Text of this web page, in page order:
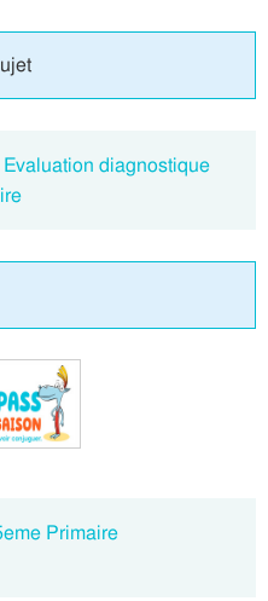
diagnostique
Primaire